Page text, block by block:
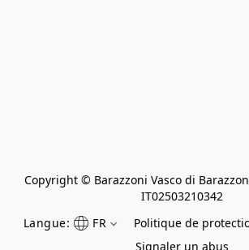
Copyright © Barazzoni Vasco di
IT02503210342
Langue:
FR
Politique de
Signaler un abus